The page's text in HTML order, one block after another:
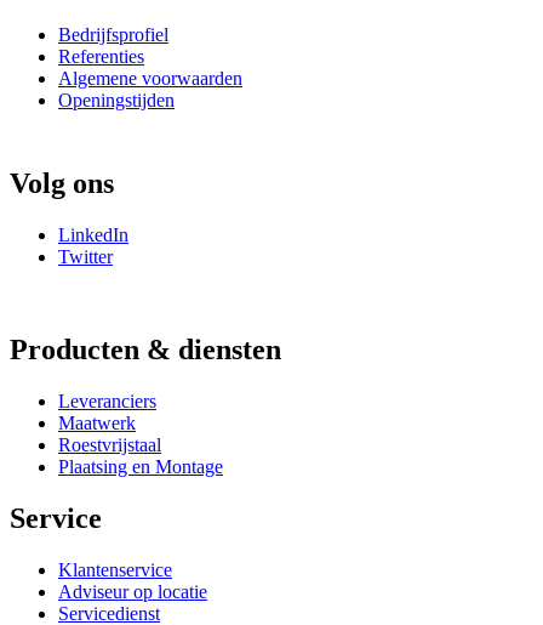
Bedrijfsprofiel
Referenties
Algemene voorwaarden
Openingstijden
Volg ons
LinkedIn
Twitter
Producten & diensten
Leveranciers
Maatwerk
Roestvrijstaal
Plaatsing en Montage
Service
Klantenservice
Adviseur op locatie
Servicedienst